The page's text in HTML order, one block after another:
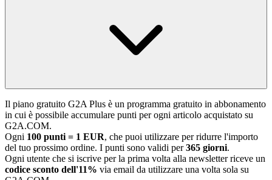
Il piano gratuito G2A Plus è un programma gratuito in abbonamento
in cui è possibile accumulare punti per ogni articolo acquistato su
G2A.COM.
Ogni 100 punti = 1 EUR, che puoi utilizzare per ridurre l'importo
del tuo prossimo ordine. I punti sono validi per365 giorni.
Ogni utente che si iscrive per la prima volta alla newsletter riceve un
codice sconto dell'11% via email da utilizzare una volta sola su